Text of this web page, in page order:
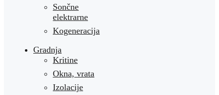
Sončne
elektrarne
Kogeneracija
Gradnja
Kritine
Okna, vrata
Izolacije